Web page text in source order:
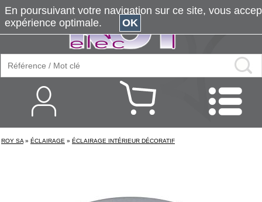
ROY SA » ÉCLAIRAGE » ÉCLAIRAGE INTÉRIEUR DÉCORATIF
En poursuivant votre navigation sur ce site, vous
expérience optimale.
OK